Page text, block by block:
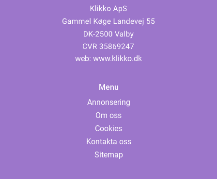
web: www.klikko.dk
Menu
Annonsering
Om oss
Cookies
Kontakta oss
Sitemap